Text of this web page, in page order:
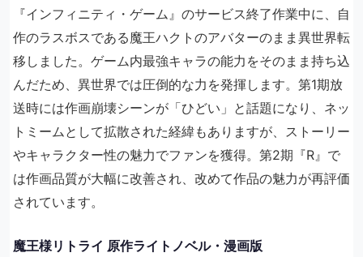
『インフィニティ・ゲーム』のサービス終了作業中に、自
作のラスボスである魔王ハクトのアバターのまま異世界転
移しました。ゲーム内最強キャラの能力をそのまま持ち込
んだため、異世界では圧倒的な力を発揮します。第1期放
送時には作画崩壊シーンが「ひどい」と話題になり、ネッ
トミームとして拡散された経緯もありますが、ストーリー
やキャラクター性の魅力でファンを獲得。第2期『R』で
は作画品質が大幅に改善され、改めて作品の魅力が再評価
されています。
魔王様リトライ 原作ライトノベル・漫画版